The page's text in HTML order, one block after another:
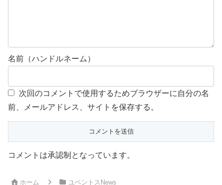
名前（ハンドルネーム）
次回のコメントで使用するためブラウザーに自分の名
前、メールアドレス、サイトを保存する。
コメントは承認制となっています。
ホーム ユベントスNews